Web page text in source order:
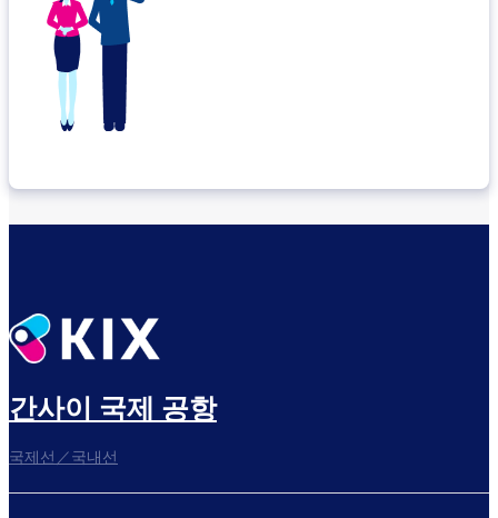
간사이 국제 공항
국제선／국내선